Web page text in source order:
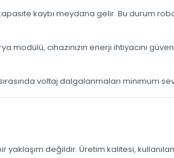
kaybı meydana gelir. Bu durum
cihazınızın enerji ihtiyacını
voltaj dalgalanmaları minimum
değildir. Üretim kalitesi,